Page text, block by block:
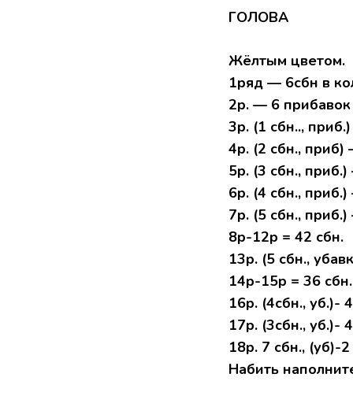
ГОЛОВА
Жёлтым цветом.
1ряд — 6сбн в
2р. — 6 прибавок
3р. (1 сбн..,
4р. (2 сбн., приб)
5р. (3 сбн.,
6р. (4 сбн.,
7р. (5 сбн.,
8р-12р = 42 сбн.
13р. (5 сбн.,
14р-15р = 36 сбн.
16р. (4сбн., уб.)-
17р. (3сбн., уб.)-
18р. 7 сбн., (уб)-
Набить